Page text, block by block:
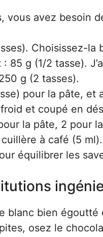
vous avez besoin
Choisissez-la
: 85 g (1/2 tasse).
g (2 tasses).
pour la pâte, et
et coupé en
la pâte, 2 pour
cuillère à café (5
équilibrer les
blanc bien
osez le